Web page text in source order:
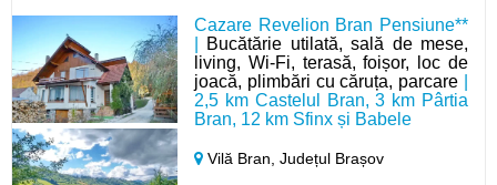
Cazare Revelion Bran Pensiune**
Bucătărie utilată, sală de mese,
living, Wi-Fi, terasă, foișor, loc de
joacă, plimbări cu căruța, parcare
2,5 km Castelul Bran, 3 km Pârtia
Bran, 12 km Sfinx și Babele
Vilă Bran,Județul Brașov